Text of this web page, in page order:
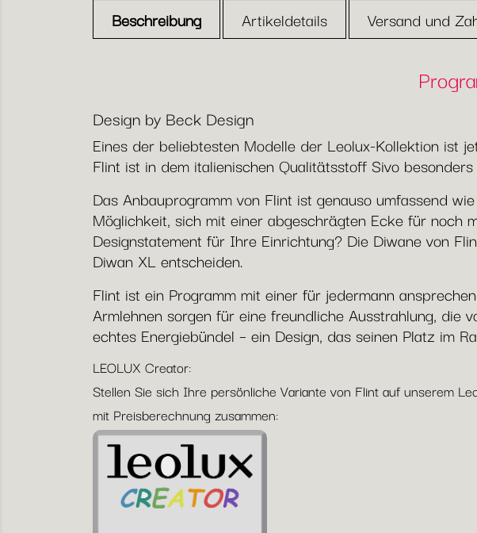
Beschreibung Artikeldetails Versand und
Design by Beck Design
Eines der beliebtesten Modelle der Leolux-Kollektion ist
Flint ist in dem italienischen Qualitätsstoff Sivo
Das Anbauprogramm von Flint ist genauso umfassend
Möglichkeit, sich mit einer abgeschrägten Ecke für noch
Designstatement für Ihre Einrichtung? Die Diwane von
Diwan XL entscheiden.
Flint ist ein Programm mit einer für jedermann
Armlehnen sorgen für eine freundliche Ausstrahlung,
echtes Energiebündel – ein Design, das seinen Platz im
LEOLUX Creator:
Stellen Sie sich Ihre persönliche Variante von Flint auf unserem
mit Preisberechnung zusammen: